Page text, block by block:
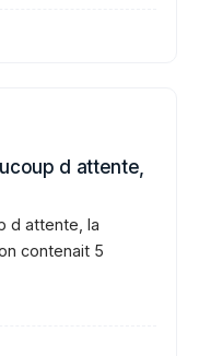
d attente,
d attente, la
contenait 5